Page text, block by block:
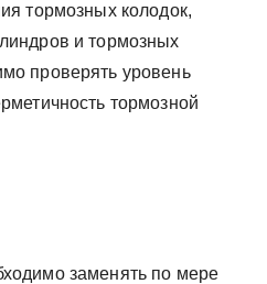
тормозных колодок,
и тормозных
проверять уровень
тормозной
заменять по мере